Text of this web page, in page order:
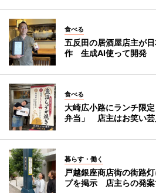
食べる
五反田の居酒屋店主が
作 生成AI使って開発
食べる
大崎広小路にランチ限
弁当」 店主はお笑い芸
暮らす・働く
戸越銀座商店街の街路
プを掲示 店主らの発案